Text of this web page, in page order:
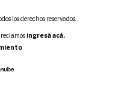
los derechos reservados.
ingresá acá.